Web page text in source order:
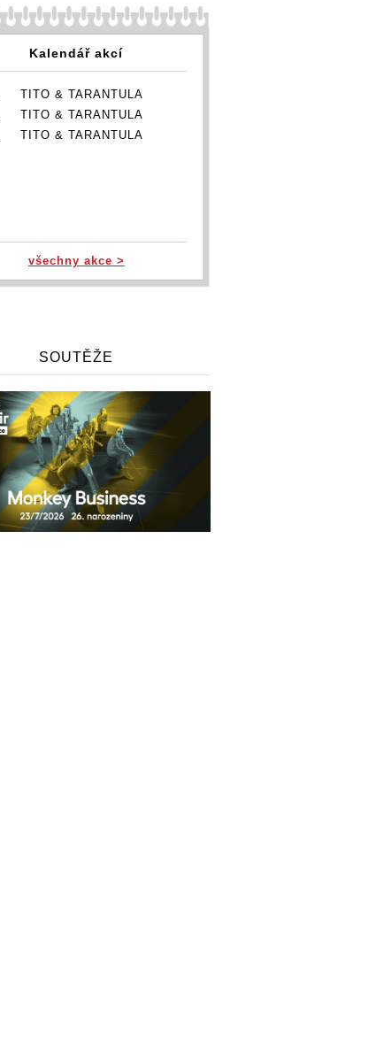
Kalendář akcí
TITO & TARANTULA
TITO & TARANTULA
TITO & TARANTULA
všechny akce >
SOUTĚŽE